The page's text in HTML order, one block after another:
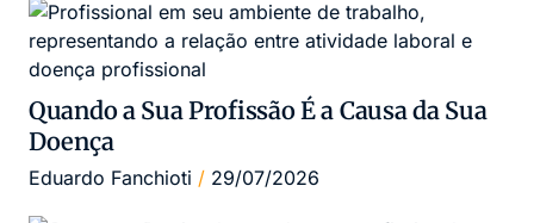
Quando a Sua Profissão É a Causa da Sua
Doença
Eduardo Fanchioti 29/07/2026